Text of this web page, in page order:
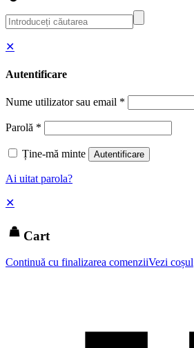
✕
Autentificare
Nume utilizator sau email *
Parolă *
Ține-mă minte Autentificare
Ai uitat parola?
✕
Cart
Continuă cu finalizarea comenziiVezi coșul